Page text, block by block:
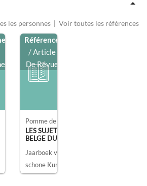
les personnes | Voir toutes les références
Référence
/ Article
De Revue
Pomme de Mirimonde, Albert.
LES SUJETS DE MUSIQUE DANS LA
BELGE DU XV [...]
Jaarboek van het Koninklijk Museum voor
schone Kunsten.